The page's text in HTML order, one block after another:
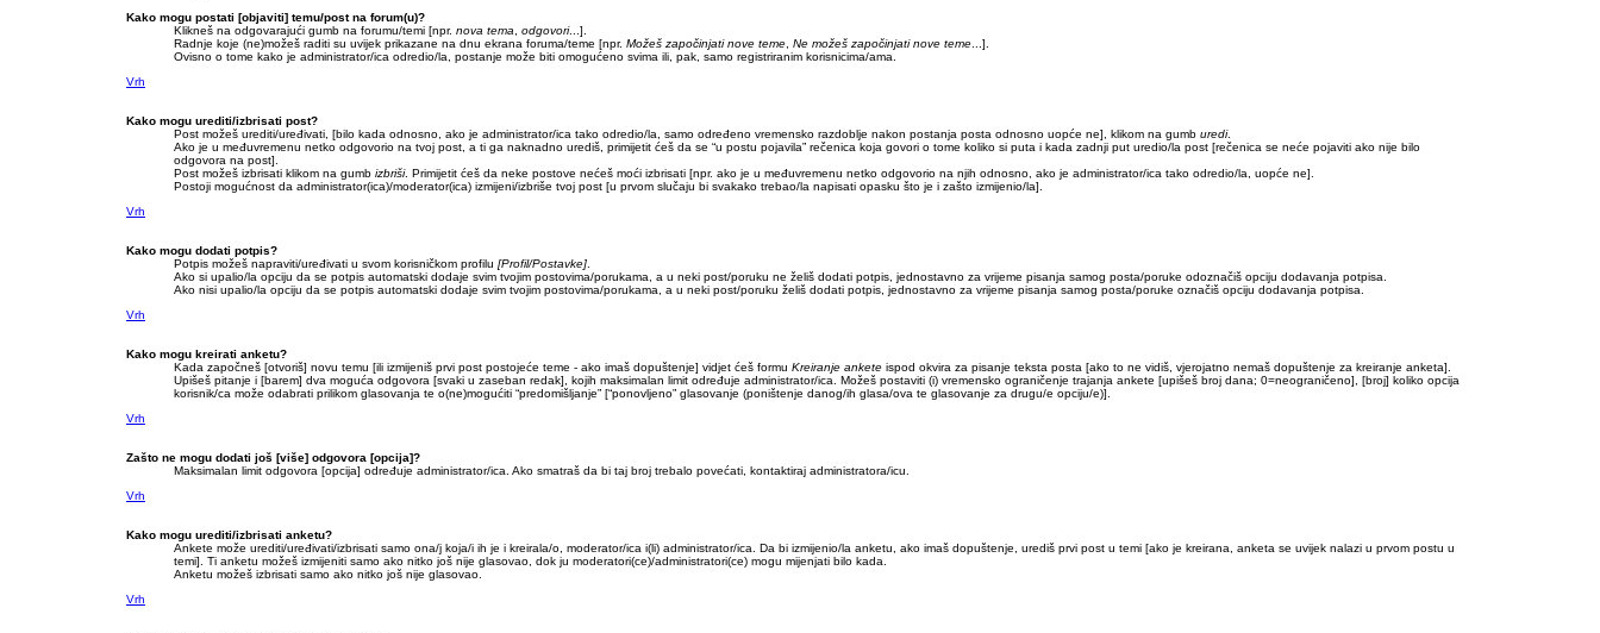
Kako mogu postati [objaviti] temu/post na forum(u)?
Klikneš na odgovarajući gumb na forumu/temi [npr. nova tema, odgovori...].
Radnje koje (ne)možeš raditi su uvijek prikazane na dnu ekrana foruma/teme [npr. Možeš započinjati nove teme, Ne možeš započinjati nove teme...].
Ovisno o tome kako je administrator/ica odredio/la, postanje može biti omogućeno svima ili, pak, samo registriranim korisnicima/ama.
Vrh
Kako mogu urediti/izbrisati post?
Post možeš urediti/uređivati, [bilo kada odnosno, ako je administrator/ica tako odredio/la, samo određeno vremensko razdoblje nakon postanja posta odnosno uopće ne], klikom na gumb uredi.
Ako je u međuvremenu netko odgovorio na tvoj post, a ti ga naknadno urediš, primijetit ćeš da se “u postu pojavila” rečenica koja govori o tome koliko si puta i kada zadnji put uredio/la post [rečenica se neće pojaviti ako nije bilo
odgovora na post].
Post možeš izbrisati klikom na gumb izbriši. Primijetit ćeš da neke postove nećeš moći izbrisati [npr. ako je u međuvremenu netko odgovorio na njih odnosno, ako je administrator/ica tako odredio/la, uopće ne].
Postoji mogućnost da administrator(ica)/moderator(ica) izmijeni/izbriše tvoj post [u prvom slučaju bi svakako trebao/la napisati opasku što je i zašto izmijenio/la].
Vrh
Kako mogu dodati potpis?
Potpis možeš napraviti/uređivati u svom korisničkom profilu [Profil/Postavke].
Ako si upalio/la opciju da se potpis automatski dodaje svim tvojim postovima/porukama, a u neki post/poruku ne želiš dodati potpis, jednostavno za vrijeme pisanja samog posta/poruke odoznačiš opciju dodavanja potpisa.
Ako nisi upalio/la opciju da se potpis automatski dodaje svim tvojim postovima/porukama, a u neki post/poruku želiš dodati potpis, jednostavno za vrijeme pisanja samog posta/poruke označiš opciju dodavanja potpisa.
Vrh
Kako mogu kreirati anketu?
Kada započneš [otvoriš] novu temu [ili izmijeniš prvi post postojeće teme - ako imaš dopuštenje] vidjet ćeš formu Kreiranje ankete ispod okvira za pisanje teksta posta [ako to ne vidiš, vjerojatno nemaš dopuštenje za kreiranje anketa].
Upišeš pitanje i [barem] dva moguća odgovora [svaki u zaseban redak], kojih maksimalan limit određuje administrator/ica. Možeš postaviti (i) vremensko ograničenje trajanja ankete [upišeš broj dana; 0=neograničeno], [broj] koliko opcija
korisnik/ca može odabrati prilikom glasovanja te o(ne)mogućiti “predomišljanje” [“ponovljeno” glasovanje (poništenje danog/ih glasa/ova te glasovanje za drugu/e opciju/e)].
Vrh
Zašto ne mogu dodati još [više] odgovora [opcija]?
Maksimalan limit odgovora [opcija] određuje administrator/ica. Ako smatraš da bi taj broj trebalo povećati, kontaktiraj administratora/icu.
Vrh
Kako mogu urediti/izbrisati anketu?
Ankete može urediti/uređivati/izbrisati samo ona/j koja/i ih je i kreirala/o, moderator/ica i(li) administrator/ica. Da bi izmijenio/la anketu, ako imaš dopuštenje, urediš prvi post u temi [ako je kreirana, anketa se uvijek nalazi u prvom postu u
temi]. Ti anketu možeš izmijeniti samo ako nitko još nije glasovao, dok ju moderatori(ce)/administratori(ce) mogu mijenjati bilo kada.
Anketu možeš izbrisati samo ako nitko još nije glasovao.
Vrh